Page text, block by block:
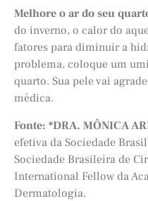
Melhore o ar do seu
do inverno, o calor do
fatores para diminuir a
problema, coloque um
quarto. Sua pele vai
médica.
Fonte: *DRA. MÔNICA
efetiva da Sociedade
Sociedade Brasileira de
International Fellow da
Dermatologia.